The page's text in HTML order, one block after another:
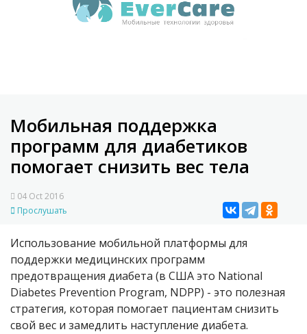
Мобильная поддержка
программ для диабетиков
помогает снизить вес тела
04 Oct 2016
Прослушать
Использование мобильной платформы для
поддержки медицинских программ
предотвращения диабета (в США это National
Diabetes Prevention Program, NDPP) - это полезная
стратегия, которая помогает пациентам снизить
свой вес и замедлить наступление диабета.